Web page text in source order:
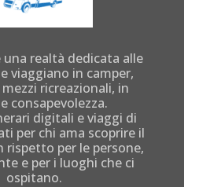
una realtà dedicata alle
viaggiano in camper,
ricreazionali, in
consapevolezza.
digitali e viaggi di
per chi ama scoprire il
per le persone,
e per i luoghi che ci
ospitano.